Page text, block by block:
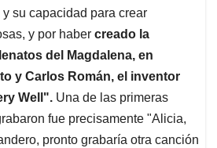
su capacidad para crear
y por haber creado la
del Magdalena, en
y Carlos Román, el inventor
Well". Una de las primeras
fue precisamente "Alicia,
pronto grabaría otra canción